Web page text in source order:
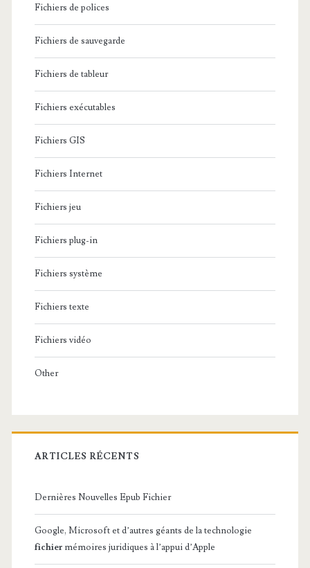
Fichiers de polices
Fichiers de sauvegarde
Fichiers de tableur
Fichiers exécutables
Fichiers GIS
Fichiers Internet
Fichiers jeu
Fichiers plug-in
Fichiers système
Fichiers texte
Fichiers vidéo
Other
ARTICLES RÉCENTS
Dernières Nouvelles Epub Fichier
Google, Microsoft et d’autres géants de la technologie
fichier mémoires juridiques à l’appui d’Apple